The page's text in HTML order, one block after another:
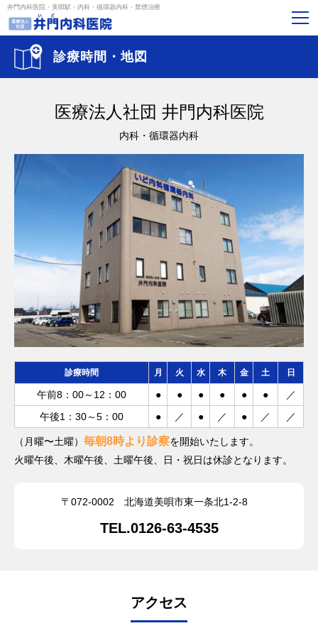
井門内科医院・美唄駅・内科・循環器内科・禁煙治療
診療時間・地図
医療法人社団 井門内科医院
内科・循環器内科
診療時間 月 火 水 木 金 土 日
午前8：00～12：00 ● ● ● ● ● ●
／
午後1：30～5：00
● ／ ● ／ ● ／ ／
（月曜〜土曜） 毎朝8時より診察を開始いたします。
火曜午後、木曜午後、土曜午後、日・祝日は休診となります。
〒072-0002 北海道美唄市東一条北1-2-8
TEL.0126-63-4535
アクセス